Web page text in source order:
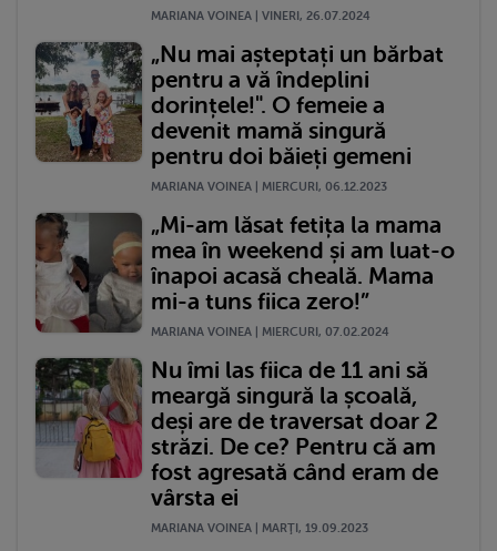
MARIANA VOINEA | VINERI, 26.07.2024
„Nu mai așteptați un bărbat
pentru a vă îndeplini
dorințele!". O femeie a
devenit mamă singură
pentru doi băieți gemeni
MARIANA VOINEA | MIERCURI, 06.12.2023
„Mi-am lăsat fetița la mama
mea în weekend și am luat-o
înapoi acasă cheală. Mama
mi-a tuns fiica zero!”
MARIANA VOINEA | MIERCURI, 07.02.2024
Nu îmi las fiica de 11 ani să
meargă singură la școală,
deși are de traversat doar 2
străzi. De ce? Pentru că am
fost agresată când eram de
vârsta ei
MARIANA VOINEA | MARŢI, 19.09.2023